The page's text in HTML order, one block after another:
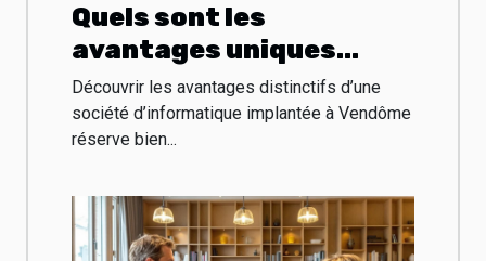
Quels sont les
avantages uniques
proposés par la société
d'informatique Vendôme
?
Découvrir les avantages distinctifs d’une
société d’informatique implantée à Vendôme
réserve bien...